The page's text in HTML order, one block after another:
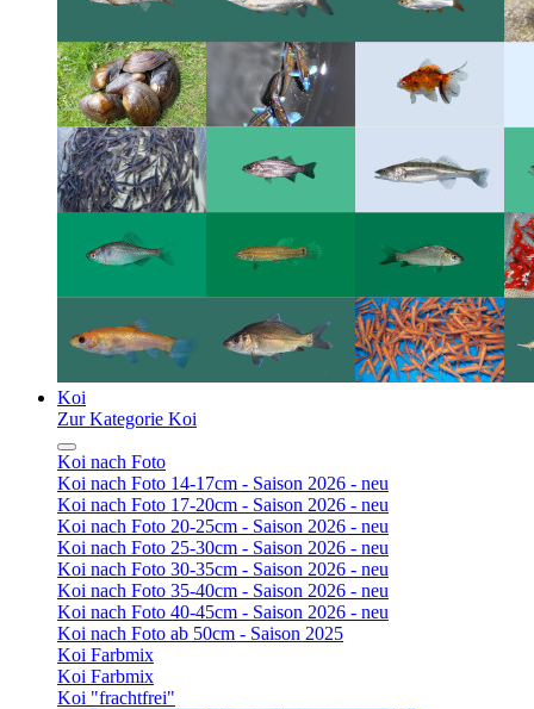
Koi
Zur Kategorie Koi
Koi nach Foto
Koi nach Foto 14-17cm - Saison 2026 - neu
Koi nach Foto 17-20cm - Saison 2026 - neu
Koi nach Foto 20-25cm - Saison 2026 - neu
Koi nach Foto 25-30cm - Saison 2026 - neu
Koi nach Foto 30-35cm - Saison 2026 - neu
Koi nach Foto 35-40cm - Saison 2026 - neu
Koi nach Foto 40-45cm - Saison 2026 - neu
Koi nach Foto ab 50cm - Saison 2025
Koi Farbmix
Koi Farbmix
Koi "frachtfrei"